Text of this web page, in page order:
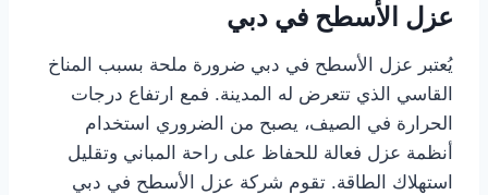
عزل الأسطح في دبي
يُعتبر عزل الأسطح في دبي ضرورة ملحة بسبب المناخ
القاسي الذي تتعرض له المدينة. فمع ارتفاع درجات
الحرارة في الصيف، يصبح من الضروري استخدام
أنظمة عزل فعالة للحفاظ على راحة المباني وتقليل
استهلاك الطاقة. تقوم شركة عزل الأسطح في دبي